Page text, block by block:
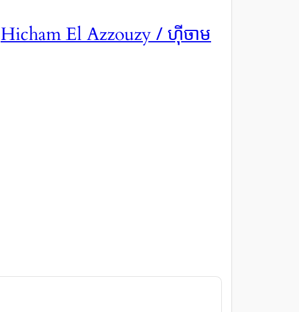
Hicham El Azzouzy/ ហ៊ីចាម